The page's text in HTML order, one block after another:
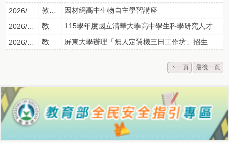
2026/08/03
教學組
因材網高中生物自主學習講座
2026/07/31
教學組
115學年度國立清華大學高中學生科學研究人才培育計畫化學組招生考試簡章
2026/07/30
教學組 屏東大學辦理「無人定翼機三日工作坊」招生簡章
下一頁 最後一頁